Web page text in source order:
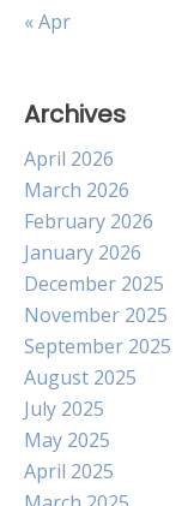
« Apr
Archives
April 2026
March 2026
February 2026
January 2026
December 2025
November 2025
September 2025
August 2025
July 2025
May 2025
April 2025